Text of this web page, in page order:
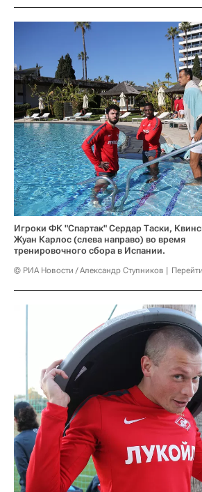
Игроки ФК "Спартак" Сердар Таски,
Жуан Карлос (слева направо) во время
тренировочного сбора в Испании.
© РИА Новости / Александр Ступников